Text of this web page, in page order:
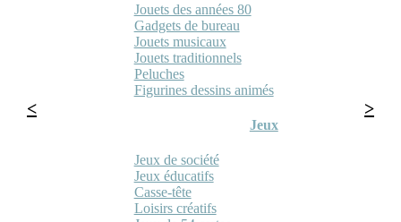
Jouets des années 80
Gadgets de bureau
Jouets musicaux
Jouets traditionnels
Peluches
Figurines dessins animés
Jeux
Jeux de société
Jeux éducatifs
Casse-tête
Loisirs créatifs